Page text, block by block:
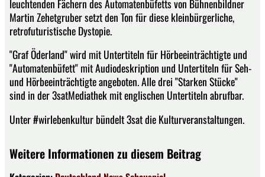
leuchtenden Fächern des Automatenbüfetts von Bühnenbildner
Martin Zehetgruber setzt den Ton für diese kleinbürgerliche,
retrofuturistische Dystopie.
"Graf Öderland" wird mit Untertiteln für Hörbeeinträchtigte und
"Automatenbüfett" mit Audiodeskription und Untertiteln für Seh-
und Hörbeeinträchtigte angeboten. Alle drei "Starken Stücke"
sind in der 3satMediathek mit englischen Untertiteln abrufbar.
Unter #wirlebenkultur bündelt 3sat die Kulturveranstaltungen.
Weitere Informationen zu diesem Beitrag